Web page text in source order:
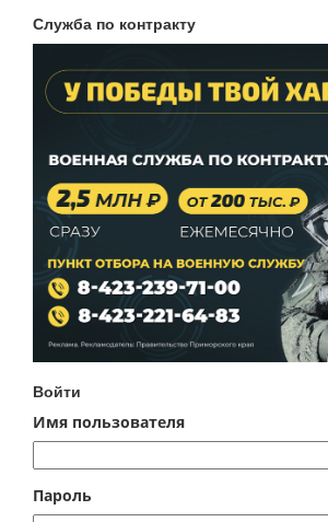
Служба по контракту
Войти
Имя пользователя
Пароль